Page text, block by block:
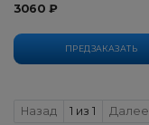
ПРЕДЗАКАЗАТЬ
3060 ₽
НазадPrevious
1 из 1 Далее